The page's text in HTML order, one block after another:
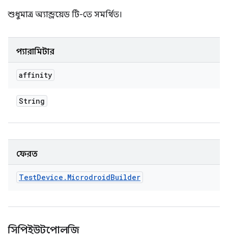
শুধুমাত্র অ্যান্ড্রয়েড টি-তে সমর্থিত।
প্যারামিটার
affinity
String
ফেরত
TestDevice . MicrodroidBuilder
সিপিইউটপোলজি